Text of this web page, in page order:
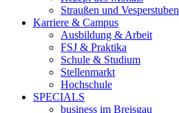
Straußen und Vesperstuben
Karriere & Campus
Ausbildung & Arbeit
FSJ & Praktika
Schule & Studium
Stellenmarkt
Hochschule
SPECIALS
business im Breisgau